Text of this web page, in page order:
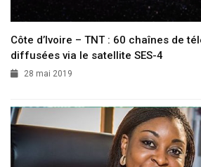
Côte d’Ivoire – TNT : 60 chaînes de
diffusées via le satellite SES-4
28 mai 2019